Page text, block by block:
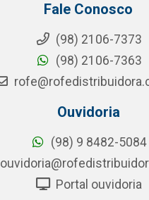
Fale Conosco
(98) 2106-7373
(98) 2106-7363
Ouvidoria
(98) 9 8482-5084
Portal ouvidoria